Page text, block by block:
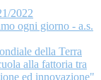
2022
ogni giorno - a.s.
della Terra
alla fattoria tra
ed innovazione"